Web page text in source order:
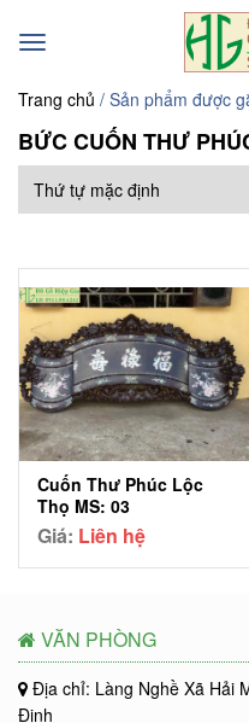
Toggle
Trang chủ / Sản phẩm được
BỨC CUỐN THƯ
Cuốn Thư Phúc Lộc
Thọ MS: 03
Giá: Liên hệ
VĂN PHÒNG
Địa chỉ: Làng Nghề Xã Hải
Định